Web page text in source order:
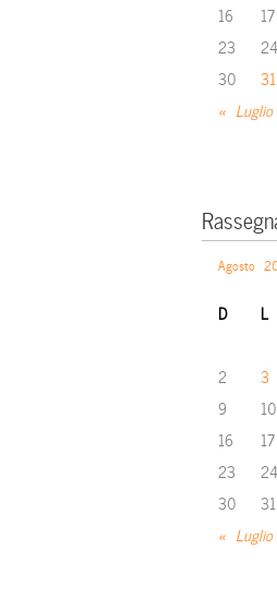
« Luglio
16
17
23
24
30
31
Agosto
D L
« Luglio
2
3
9
10
16
17
23
24
30
31